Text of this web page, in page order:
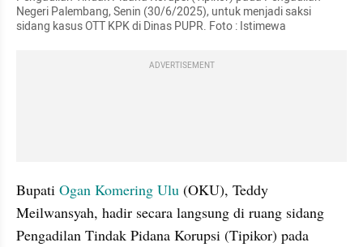
Negeri Palembang, Senin (30/6/2025), untuk menjadi saksi
sidang kasus OTT KPK di Dinas PUPR. Foto : Istimewa
ADVERTISEMENT
Bupati Ogan Komering Ulu (OKU), Teddy
Meilwansyah, hadir secara langsung di ruang sidang
Pengadilan Tindak Pidana Korupsi (Tipikor) pada